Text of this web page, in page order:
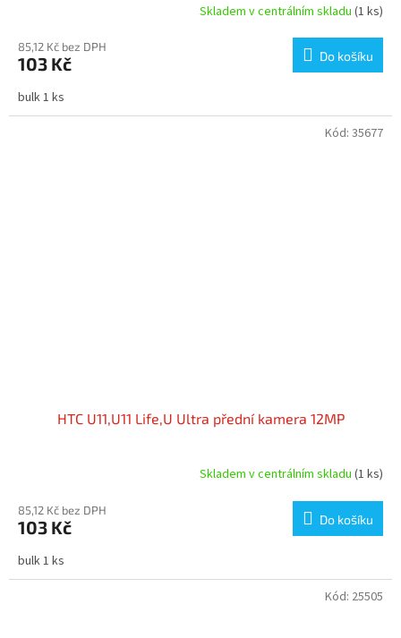
Skladem v centrálním skladu (1 ks)
85,12 Kč bez DPH
103 Kč Do košíku
bulk 1 ks
HTC U11,U11 Life,U Ultra přední kamera 12MP
Skladem v centrálním skladu (1 ks)
85,12 Kč bez DPH
103 Kč Do košíku
bulk 1 ks
Kód: 35677
Kód: 25505